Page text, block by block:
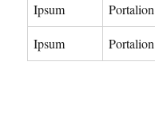
Ipsum Portalion
Ipsum Portalion